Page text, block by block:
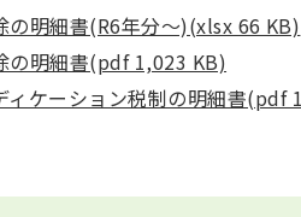
の明細書(R6年分～)(xlsx 66 KB)
の明細書(pdf 1,023 KB)
ィケーション税制の明細書(pdf